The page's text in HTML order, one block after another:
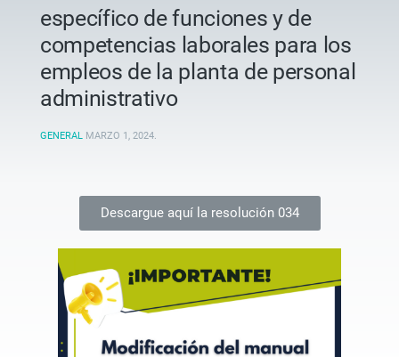
específico de funciones y de
competencias laborales para los
empleos de la planta de personal
administrativo
GENERAL MARZO 1, 2024.
Descargue aquí la resolución 034